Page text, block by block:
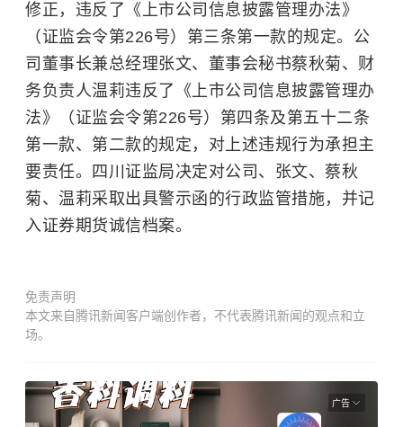
修正，违反了《上市公司信息披露管理办法》
（证监会令第226号）第三条第一款的规定。公
司董事长兼总经理张文、董事会秘书蔡秋菊、财
务负责人温莉违反了《上市公司信息披露管理办
法》（证监会令第226号）第四条及第五十二条
第一款、第二款的规定，对上述违规行为承担主
要责任。四川证监局决定对公司、张文、蔡秋
菊、温莉采取出具警示函的行政监管措施，并记
入证券期货诚信档案。
免责声明
本文来自腾讯新闻客户端创作者，不代表腾讯新闻的观点和立
场。
广告